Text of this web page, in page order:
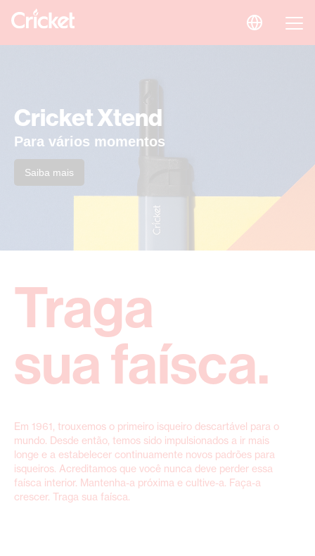
Cricket Xtend
Para vários momentos
Saiba mais
Traga
sua faísca.
Em 1961, trouxemos o primeiro isqueiro descartável para o
mundo. Desde então, temos sido impulsionados a ir mais
longe e a estabelecer continuamente novos padrões para
isqueiros. Acreditamos que você nunca deve perder essa
faísca interior. Mantenha-a próxima e cultive-a. Faça-a
crescer. Traga sua faísca.